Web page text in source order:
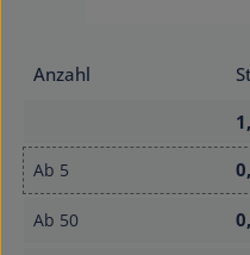
Anzahl
Ab 5
Ab 50